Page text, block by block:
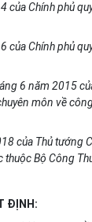
của Chính phủ
của Chính phủ
6 năm 2015
môn về
của Thủ tướng
thuộc Bộ Công
ĐỊNH: